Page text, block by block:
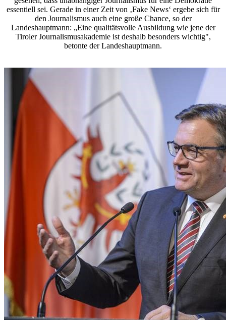
essentiell sei. Gerade in einer Zeit von ‚Fake News‘ ergebe sich für
den Journalismus auch eine große Chance, so der
Landeshauptmann: „Eine qualitätsvolle Ausbildung wie jene der
Tiroler Journalismusakademie ist deshalb besonders wichtig",
betonte der Landeshauptmann.